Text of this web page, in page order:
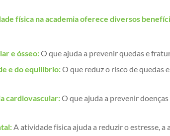
física na academia oferece diversos
e ósseo:O que ajuda a prevenir quedas e
e do equilíbrio:O que reduz o risco de quedas
cardiovascular:O que ajuda a prevenir
A atividade física ajuda a reduzir o estresse, a